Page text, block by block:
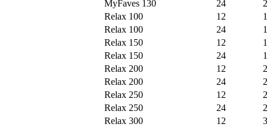
MyFaves 130
24
Relax 100
12
Relax 100
24
Relax 150
12
Relax 150
24
Relax 200
12
Relax 200
24
Relax 250
12
Relax 250
24
Relax 300
12